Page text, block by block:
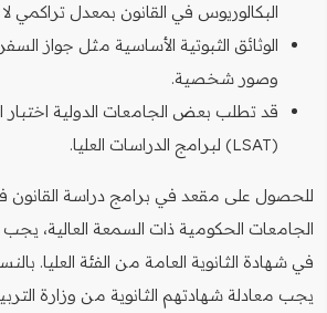
البكالوريوس في القانون بمعدل تراكمي لا
الوثائق الثبوتية الأساسية مثل جواز
وصور شخصية.
قد تطلب بعض الجامعات الدولية اختبار
(LSAT) لبرامج الدراسات العليا.
للحصول على مقعد في برامج دراسة القانون
الجامعات الحكومية ذات السمعة العالية،
في شهادة الثانوية العامة من الفئة العليا.
يجب معادلة شهادتهم الثانوية من وزارة التربية